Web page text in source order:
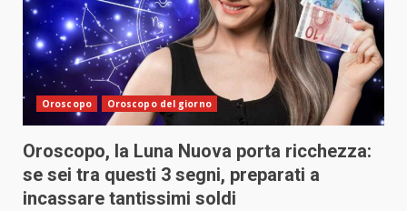
Oroscopo Oroscopo del giorno
Oroscopo, la Luna Nuova porta ricchezza:
se sei tra questi 3 segni, preparati a
incassare tantissimi soldi